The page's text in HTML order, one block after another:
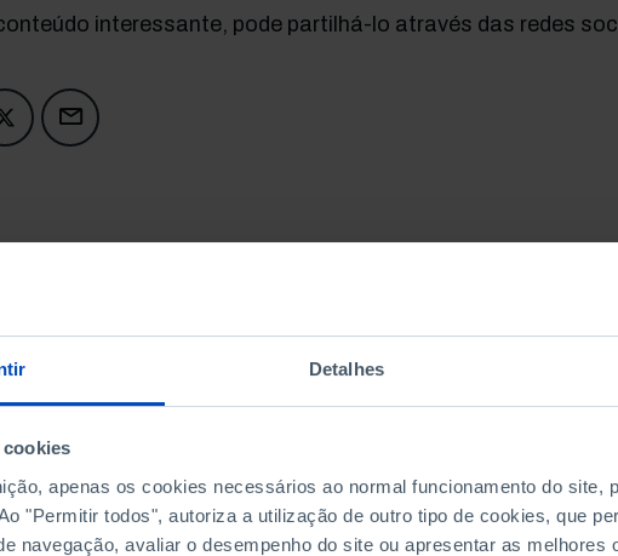
Detalhes
apenas os cookies necessários ao normal funcionamento do site,
"Permitir todos", autoriza a utilização de outro tipo de cookies, que
navegação, avaliar o desempenho do site ou apresentar as melhores
interessante, pode partilhá-lo através das redes